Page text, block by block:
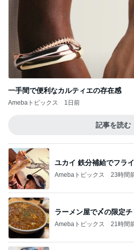
一手間で便利なカルティエの存在感
Amebaトピックス 1日前
記事を読む
ユカイ 鉄分補給でフラ
Amebaトピックス 23時間
ラーメン屋で〆の限定チ
Amebaトピックス 21時間